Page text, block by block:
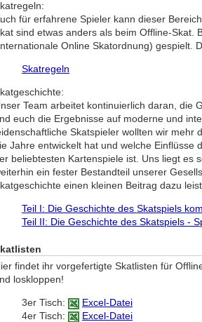
für erfahrene Spieler kann dieser
sind etwas anders als beim Offline-Skat.
Online Skatordnung) gespielt.
Skatregeln
Team arbeitet kontinuierlich daran, die
euch die Ergebnisse auf moderne und
Skatspieler wollten wir mehr
Jahre entwickelt hat und welche Einflüsse
beliebtesten Kartenspiele ist. Uns liegt es
ein fester Bestandteil unserer
einen kleinen Beitrag dazu
Teil I: Die Geschichte des Skatspiels
Teil II: Die Geschichte des Skatspiels -
findet ihr vorgefertigte Skatlisten für
loskloppen!
3er Tisch:
Excel-Datei
4er Tisch:
Excel-Datei